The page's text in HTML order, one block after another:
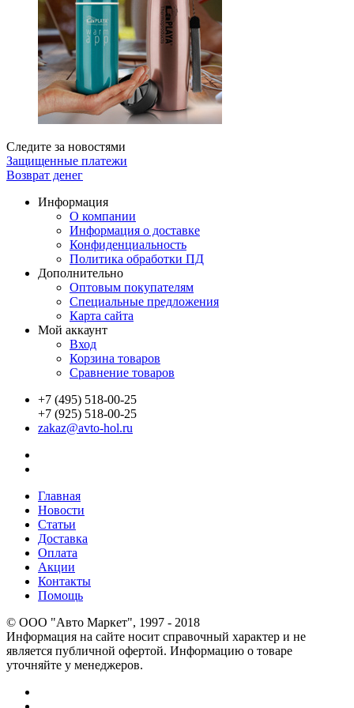
Следите за новостями
Защищенные платежи
Возврат денег
Информация
О компании
Информация о доставке
Конфиденциальность
Политика обработки ПД
Дополнительно
Оптовым покупателям
Специальные предложения
Карта сайта
Мой аккаунт
Вход
Корзина товаров
Сравнение товаров
+7 (495) 518-00-25
+7 (925) 518-00-25
zakaz@avto-hol.ru
Главная
Новости
Статьи
Доставка
Оплата
Акции
Контакты
Помощь
© OOO "Авто Маркет", 1997 - 2018
Информация на сайте носит справочный характер и не
является публичной офертой. Информацию о товаре
уточняйте у менеджеров.